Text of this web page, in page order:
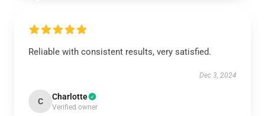
Reliable with consistent results, very satisfied.
Dec 3, 2024
C Charlotte
Verified owner